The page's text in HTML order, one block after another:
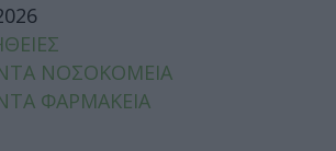
ΝΟΣΟΚΟΜΕΙΑ
ΦΑΡΜΑΚΕΙΑ